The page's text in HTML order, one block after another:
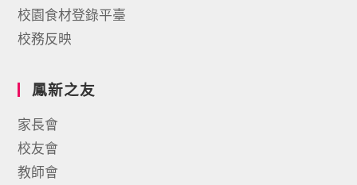
校園食材登錄平臺
校務反映
鳳新之友
家長會
校友會
教師會